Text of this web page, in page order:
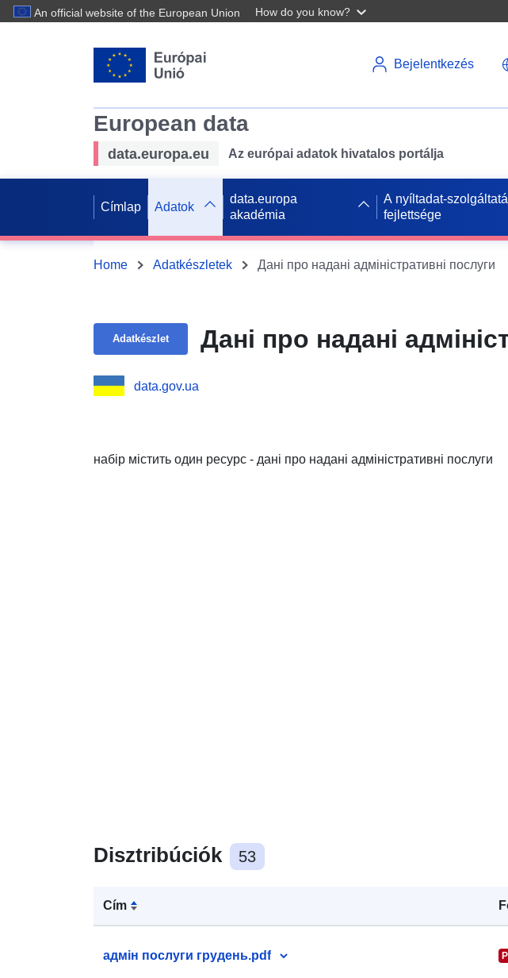
An official website of the European Union How do you know?
Bejelentkezés
European data
data.europa.eu Az európai adatok hivatalos portálja
Címlap Adatok
data.europa
akadémia
A nyíltadat-
fejlettsége
Home Adatkészletek Дані про надані адміністративні послуги
Adatkészlet Дані про надані
data.gov.ua
набір містить один ресурс - дані про надані адміністративні послуги
Disztribúciók 53
Cím
адмін послуги грудень.pdf